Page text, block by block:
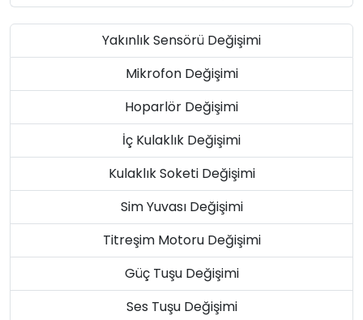
Yakınlık Sensörü Değişimi
Mikrofon Değişimi
Hoparlör Değişimi
İç Kulaklık Değişimi
Kulaklık Soketi Değişimi
Sim Yuvası Değişimi
Titreşim Motoru Değişimi
Güç Tuşu Değişimi
Ses Tuşu Değişimi